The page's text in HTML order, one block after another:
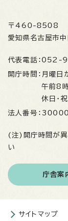
〒460-8508
愛知県名古屋市
代表電話： 052-
開庁時間： 月曜日
午前8
休日・
法人番号：
(注)開庁時間が異
い
庁舎案
サイトマップ